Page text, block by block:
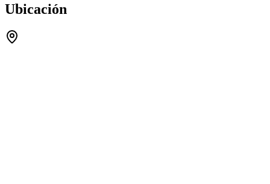
Ubicación